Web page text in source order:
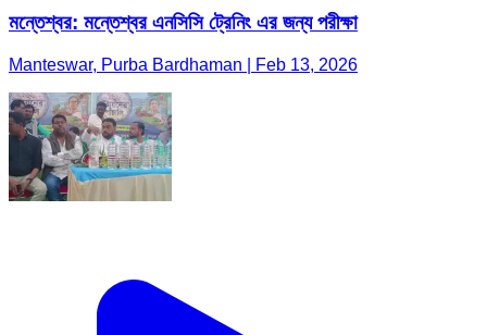
মন্তেশ্বর: মন্তেশ্বর এনসিসি ট্রেনিং এর জন্য পরীক্ষা
Manteswar, Purba Bardhaman | Feb 13, 2026